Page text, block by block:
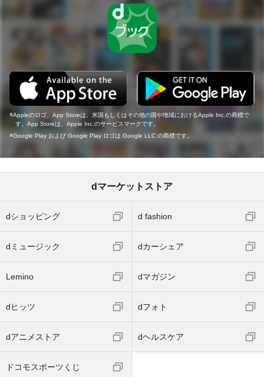
Appleのロゴ、App Storeは、米国もしくはその他の国や地域におけるApple Inc.の商標で
す。App Storeは、Apple Inc.のサービスマークです。
Google Play および Google Play ロゴは Google LLC の商標です。
dマーケットストア
dショッピング d fashion
dミュージック dカーシェア
Lemino dマガジン
dヒッツ dフォト
dアニメストア dヘルスケア
ドコモスポーツくじ